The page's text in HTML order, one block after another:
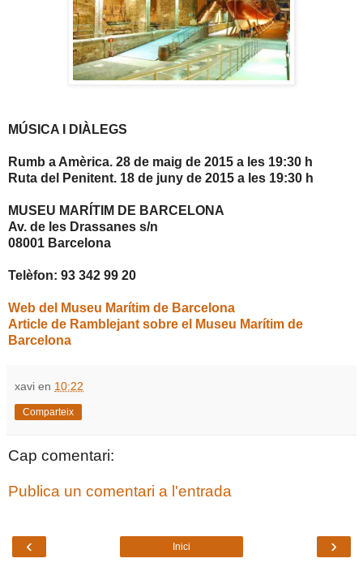
MÚSICA I DIÀLEGS
Rumb a Amèrica. 28 de maig de 2015 a les 19:30 h
Ruta del Penitent. 18 de juny de 2015 a les 19:30 h
MUSEU MARÍTIM DE BARCELONA
Av. de les Drassanes s/n
08001 Barcelona
Telèfon: 93 342 99 20
Web del Museu Marítim de Barcelona
Article de Ramblejant sobre el Museu Marítim de
Barcelona
xavi en 10:22
Comparteix
Cap comentari:
Publica un comentari a l'entrada
‹ ›
Inici